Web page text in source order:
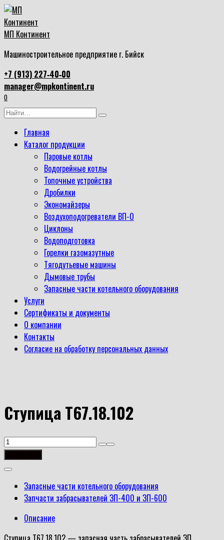
Перейти
к
содержанию
МП Континент
Машиностроительное предприятие г. Бийск
+7 (913) 227‑40‑00
manager@mpkontinent.ru
0
Search
Главная
Каталог продукции
Паровые котлы
Водогрейные котлы
Топочные устройства
Дробилки
Экономайзеры
Воздухоподогреватели ВП-О
Циклоны
Водоподготовка
Горелки газомазутные
Тягодутьевые машины
Дымовые трубы
Запасные части котельного оборудования
Услуги
Сертификаты и документы
О компании
Контакты
Согласие на обработку персональных данных
Ступица Т67.18.102
Количество
товара
Запасные части котельного оборудования
Запчасти забрасывателей ЗП-400 и ЗП-600
Описание